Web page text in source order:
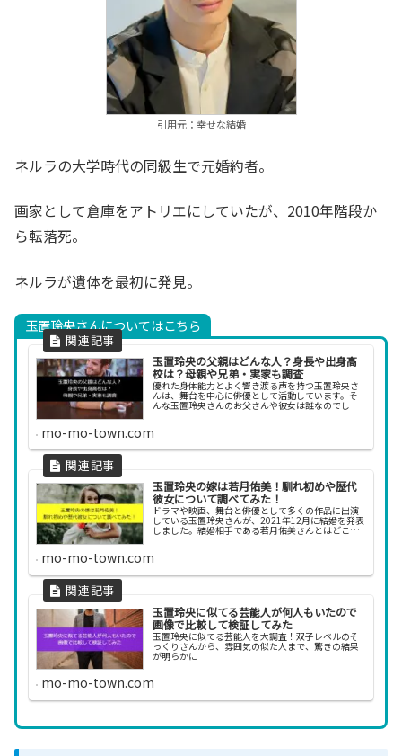
引用元：幸せな結婚
ネルラの大学時代の同級生で元婚約者。
画家として倉庫をアトリエにしていたが、2010年階段か
ら転落死。
ネルラが遺体を最初に発見。
玉置玲央さんについてはこちら
玉置玲央の父親はどんな人？身長や出身高
校は？母親や兄弟・実家も調査
優れた身体能力とよく響き渡る声を持つ玉置玲央さ
んは、舞台を中心に俳優として活動しています。そ
んな玉置玲央さんのお父さんや彼女は誰なのでしょ
んな人？玉...
mo-mo-town.com
玉置玲央の嫁は若月佑美！馴れ初めや歴代
彼女について調べてみた！
ドラマや映画、舞台と俳優として多くの作品に出演
している玉置玲央さんが、2021年12月に結婚を発表
しました。結婚相手である若月佑美さんとはどこで
べて...
mo-mo-town.com
玉置玲央に似てる芸能人が何人もいたので
画像で比較して検証してみた
玉置玲央に似てる芸能人を大調査！双子レベルのそ
っくりさんから、雰囲気の似た人まで、驚きの結果
が明らかに
mo-mo-town.com